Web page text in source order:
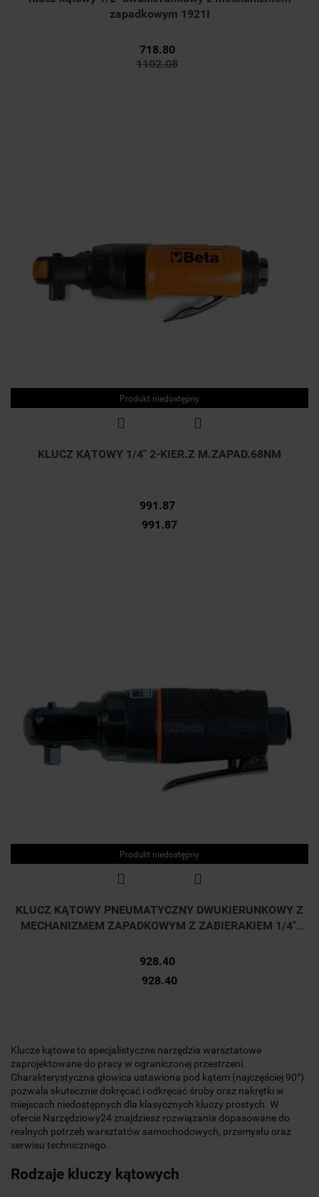
zapadkowym 1921I
1102.08
718.80
Produkt niedostępny
KLUCZ KĄTOWY 1/4" 2-KIER.Z M.ZAPAD.68NM
991.87
991.87
Produkt niedostępny
KLUCZ KĄTOWY PNEUMATYCZNY DWUKIERUNKOWY Z
MECHANIZMEM ZAPADKOWYM Z ZABIERAKIEM 1/4",
928.40
928.40
Klucze kątowe to specjalistyczne narzędzia warsztatowe
zaprojektowane do pracy w ograniczonej przestrzeni.
Charakterystyczna głowica ustawiona pod kątem (najczęściej 90°)
pozwala skutecznie dokręcać i odkręcać śruby oraz nakrętki w
miejscach niedostępnych dla klasycznych kluczy prostych. W
ofercie Narzędziowy24 znajdziesz rozwiązania dopasowane do
realnych potrzeb warsztatów samochodowych, przemysłu oraz
serwisu technicznego.
Rodzaje kluczy kątowych